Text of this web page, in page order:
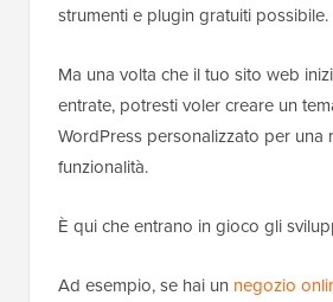
strumenti e plugin gratuiti possibile.
Ma una volta che il tuo sito web
entrate, potresti voler creare un
WordPress personalizzato per una
funzionalità.
È qui che entrano in gioco gli
Ad esempio, se hai un negozio